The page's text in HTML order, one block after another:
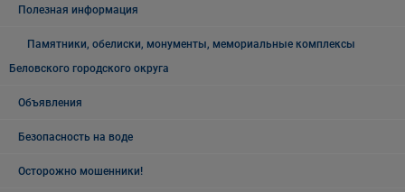
Полезная информация
Памятники, обелиски, монументы, мемориальные комплексы
Беловского городского округа
Объявления
Безопасность на воде
Осторожно мошенники!